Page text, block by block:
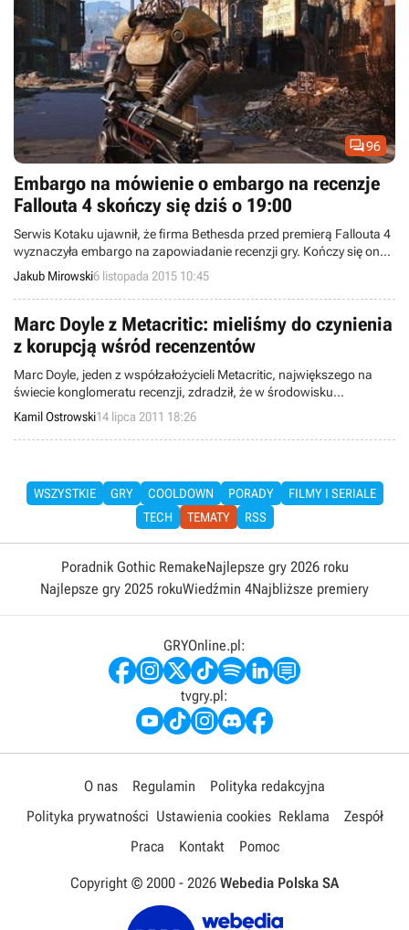
96
Embargo na mówienie o embargo na recenzje
Fallouta 4 skończy się dziś o 19:00
Serwis Kotaku ujawnił, że firma Bethesda przed premierą Fallouta 4
wyznaczyła embargo na zapowiadanie recenzji gry. Kończy się ono
dziś o 19:00.
Jakub Mirowski6 listopada 2015 10:45
Marc Doyle z Metacritic: mieliśmy do czynienia
z korupcją wśród recenzentów
Marc Doyle, jeden z współzałożycieli Metacritic, największego na
świecie konglomeratu recenzji, zdradził, że w środowisku
dziennikarzy zajmujących się grami wideo obecne są praktyki
korupcyjne.
Kamil Ostrowski14 lipca 2011 18:26
WSZYSTKIE GRY COOLDOWN PORADY
FILMY I SERIALE
TECH
TEMATY RSS
Poradnik Gothic RemakeNajlepsze gry 2026 roku
Najlepsze gry 2025 rokuWiedźmin 4Najbliższe premiery
GRYOnline.pl:
tvgry.pl:
O nas Regulamin
Polityka redakcyjna
Polityka prywatności Ustawienia cookies Reklama
Zespół
Praca
Kontakt Pomoc
Copyright © 2000 - 2026 Webedia Polska SA